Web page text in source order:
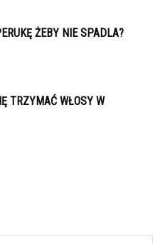
ŻEBY NIE SPADLA?
TRZYMAĆ WŁOSY W